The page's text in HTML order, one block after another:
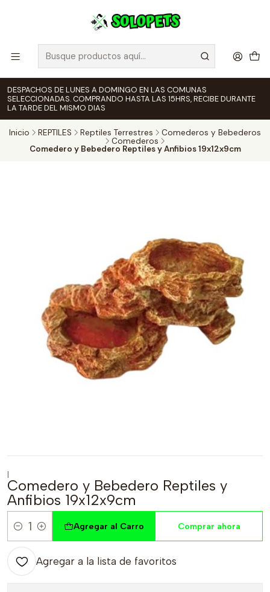
DESPACHOS DE LUNES A DOMINGO EN LAS COMUNAS
SELECCIONADAS. COMPRANDO HASTA LAS 15HRS, RECIBE DURANTE
LA TARDE DEL MISMO DIAS
Inicio REPTILES Reptiles Terrestres
Comederos y Bebederos
Comederos
Comedero y Bebedero Reptiles y Anfibios 19x12x9cm
|
Comedero y Bebedero Reptiles y
Anfibios 19x12x9cm
Cantidad
Agregar al Carro Comprar ahora
Agregar a la lista de favoritos